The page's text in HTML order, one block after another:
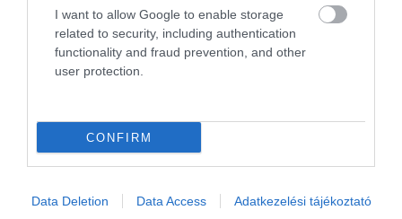
I want to allow Google to enable storage
related to security, including authentication
functionality and fraud prevention, and other
user protection.
CONFIRM
Data Deletion Data Access Adatkezelési tájékoztató